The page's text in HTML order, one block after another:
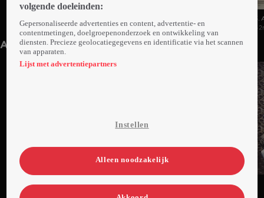
42min
Di 15 okt 24
43min
3.
Anderen kijken ook
programma
programma
volgende doeleinden:
Gepersonaliseerde advertenties en content, advertentie- en
contentmetingen, doelgroepenonderzoek en ontwikkeling van
diensten. Precieze geolocatiegegevens en identificatie via het scannen
van apparaten.
Lijst met advertentiepartners
Instellen
Alleen noodzakelijk